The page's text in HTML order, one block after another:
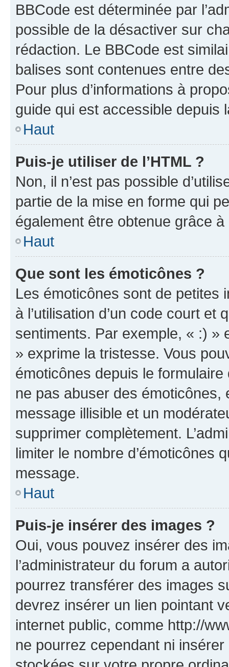
BBCode est déterminée par
possible de la désactiver sur
rédaction. Le BBCode est
balises sont contenues entre
Pour plus d’informations à
guide qui est accessible depuis
Haut
Puis-je utiliser de l’HTML ?
Non, il n’est pas possible
partie de la mise en forme qui
également être obtenue grâce à
Haut
Que sont les émoticônes ?
Les émoticônes sont de petites
à l’utilisation d’un code court et
sentiments. Par exemple, « :) »
» exprime la tristesse. Vous
émoticônes depuis le
ne pas abuser des
message illisible et un
supprimer complètement.
limiter le nombre d’émoticônes
message.
Haut
Puis-je insérer des images ?
Oui, vous pouvez insérer des
l’administrateur du forum a
pourrez transférer des images
devrez insérer un lien pointant
internet public, comme http://
ne pourrez cependant ni